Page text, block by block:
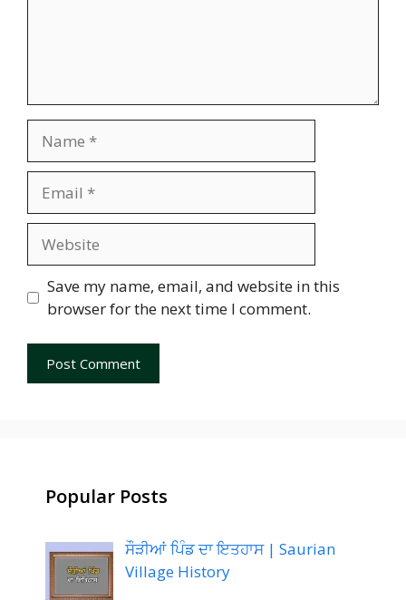
Save my name, email, and website in this
browser for the next time I comment.
Popular Posts
ਸੌੜੀਆਂ ਪਿੰਡ ਦਾ ਇਤਹਾਸ | Saurian
Village History